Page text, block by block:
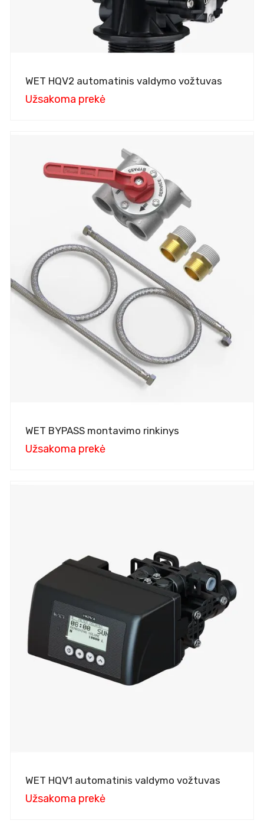
WET HQV2 automatinis valdymo vožtuvas
Užsakoma prekė
WET BYPASS montavimo rinkinys
Užsakoma prekė
WET HQV1 automatinis valdymo vožtuvas
Užsakoma prekė